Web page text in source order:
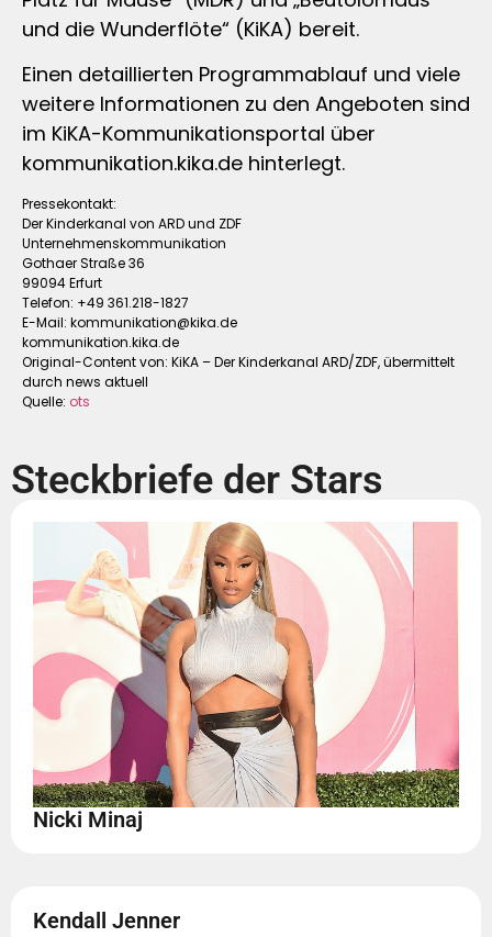
und die Wunderflöte“ (KiKA) bereit.
Einen detaillierten Programmablauf und viele
weitere Informationen zu den Angeboten sind
im KiKA-Kommunikationsportal über
kommunikation.kika.de hinterlegt.
Pressekontakt:
Der Kinderkanal von ARD und ZDF
Unternehmenskommunikation
Gothaer Straße 36
99094 Erfurt
Telefon: +49 361.218-1827
E-Mail: kommunikation@kika.de
kommunikation.kika.de
Original-Content von: KiKA – Der Kinderkanal ARD/ZDF, übermittelt
durch news aktuell
Quelle: ots
Steckbriefe der Stars
Nicki Minaj
Kendall Jenner